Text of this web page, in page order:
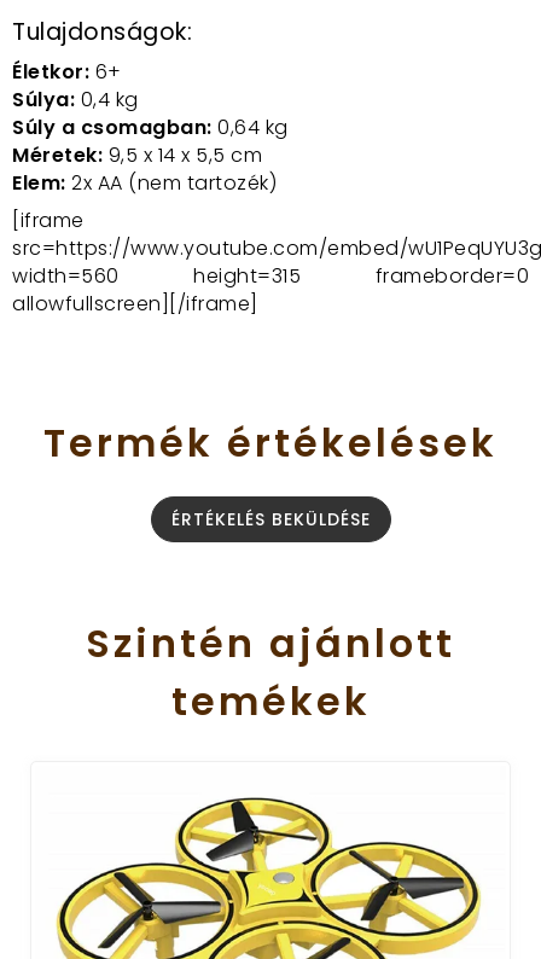
Tulajdonságok:
Életkor: 6+
Súlya: 0,4 kg
Súly a csomagban: 0,64 kg
Méretek: 9,5 x 14 x 5,5 cm
Elem: 2x AA (nem tartozék)
[iframe
src=https://www.youtube.com/embed/
width=560 height=315 frameborder=0
allowfullscreen][/iframe]
Termék értékelések
ÉRTÉKELÉS BEKÜLDÉSE
Szintén ajánlott
temékek